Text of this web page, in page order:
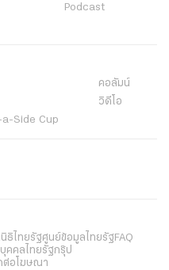
Podcast
คอลัมน์
วิดีโอ
Side Cup
ธิไทยรัฐศูนย์ข้อมูลไทยรัฐFAQ
คคลไทยรัฐกรุ๊ป
ต่อโฆษณา